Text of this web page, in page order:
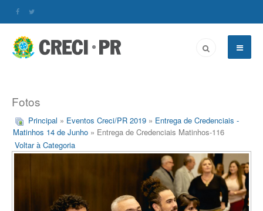
Fotos
Principal » Eventos Creci/PR 2019 » Entrega de Credenciais -
Matinhos 14 de Junho » Entrega de Credenciais Matinhos-116
Voltar à Categoria